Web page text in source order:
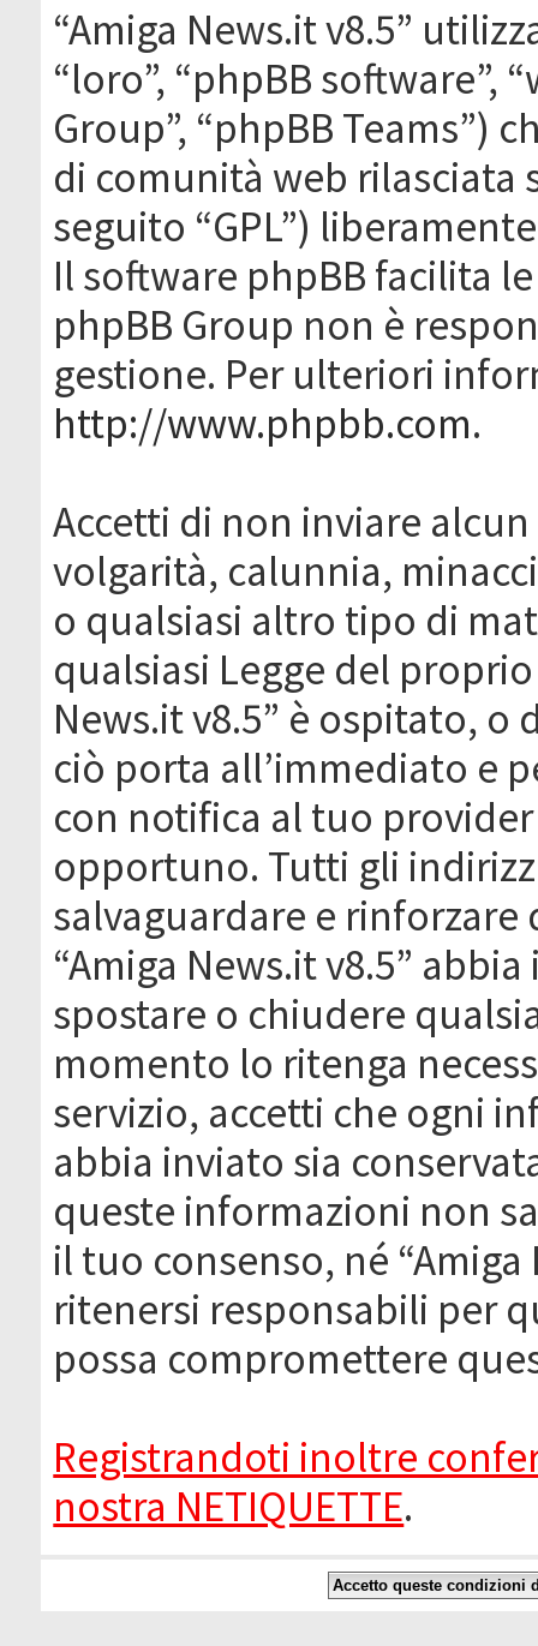
“Amiga News.it v8.5”
“loro”, “phpBB software”,
Group”, “phpBB Teams”)
di comunità web rilasciata
seguito “GPL”)
Il software phpBB facilita
phpBB Group non è
gestione. Per ulteriori
http://www.phpbb.com.
Accetti di non inviare
volgarità, calunnia,
o qualsiasi altro tipo di
qualsiasi Legge del
News.it v8.5” è ospitato, o
ciò porta all’immediato e
con notifica al tuo
opportuno. Tutti gli
salvaguardare e
“Amiga News.it v8.5”
spostare o chiudere
momento lo ritenga
servizio, accetti che ogni
abbia inviato sia
queste informazioni non
il tuo consenso, né
ritenersi responsabili per
possa compromettere
Registrandoti inoltre
nostra NETIQUETTE.